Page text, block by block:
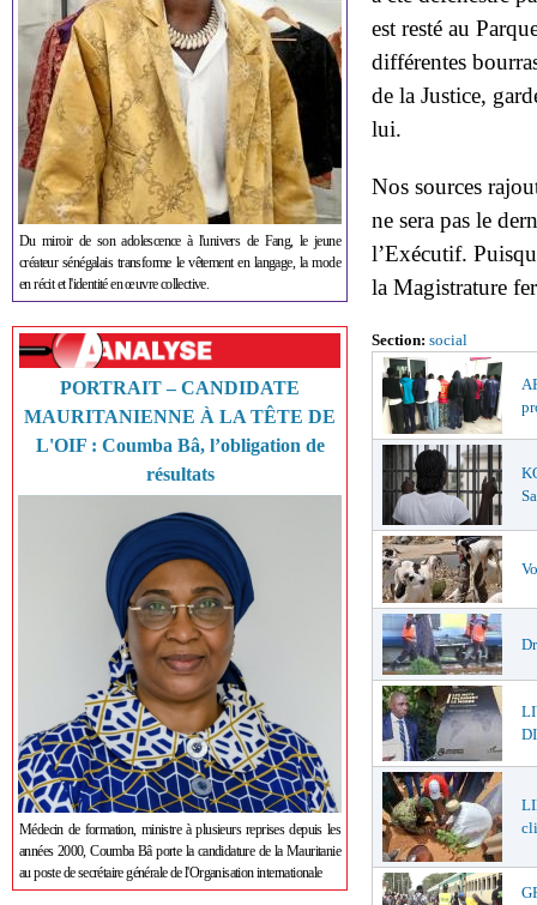
Du miroir de son adolescence à l'univers de Fang, le jeune
créateur sénégalais transforme le vêtement en langage, la mode
en récit et l'identité en œuvre collective.
PORTRAIT – CANDIDATE
MAURITANIENNE À LA TÊTE DE
L'OIF : Coumba Bâ, l’obligation de
résultats
Médecin de formation, ministre à plusieurs reprises depuis les
années 2000, Coumba Bâ porte la candidature de la Mauritanie
au poste de secrétaire générale de l'Organisation internationale
est resté au
différentes
de la Justice,
lui.
Nos sources
ne sera pas le
l’Exécutif.
la Magistrature
Section: social